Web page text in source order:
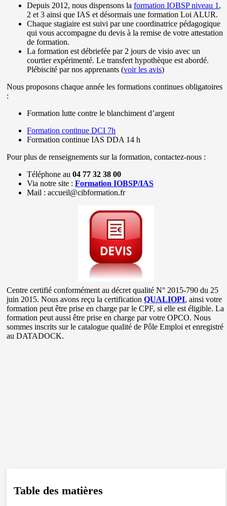
Depuis 2012, nous dispensons laformation IOBSP niveau 1 ,
2 et 3 ainsi que IAS et désormais une formation Loi ALUR.
Chaque stagiaire est suivi par une coordinatrice pédagogique
qui vous accompagne du devis à la remise de votre attestation
de formation.
La formation est débriefée par 2 jours de visio avec un
courtier expérimenté. Le transfert hypothèque est abordé.
Plébiscité par nos apprenants (voir les avis)
Nous proposons chaque année les formations continues obligatoires
:
Formation lutte contre le blanchiment d’argent
Formation continue DCI 7h
Formation continue IAS DDA 14 h
Pour plus de renseignements sur la formation, contactez-nous :
Téléphone au04 77 32 38 00
Via notre site :Formation IOBSP/IAS
Mail : accueil@cibformation.fr
Centre certifié conformément au décret qualité N° 2015-790 du 25
juin 2015. Nous avons reçu la certificationQUALIOPI, ainsi votre
formation peut être prise en charge par le CPF, si elle est éligible. La
formation peut aussi être prise en charge par votre OPCO. Nous
sommes inscrits sur le catalogue qualité de Pôle Emploi et enregistré
au DATADOCK.
Table des matières